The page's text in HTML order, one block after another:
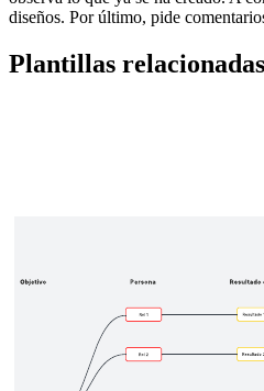
diseños. Por último, pide
Plantillas relacionadas